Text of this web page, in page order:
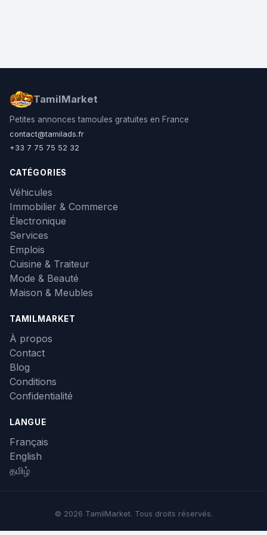
TamilMarket
Petites annonces tamoules gratuites en France
contact@tamilads.fr
+33 7 75 75 52 32
CATÉGORIES
Véhicules
Immobilier & Commerce
Électronique
Services
Emplois
Cuisine & Traiteur
Mode & Beauté
Maison & Meubles
TAMILMARKET
À propos
Contact
Blog
Conditions
Confidentialité
LANGUE
Français
English
தமிழ்
© 2026 TamilMarket. Tous droits réservés.